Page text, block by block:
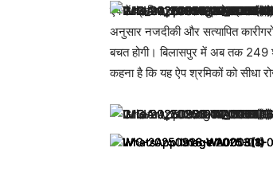
ऐप में श्रमिक अपना नाम, मोबाइल
अनुसार नजदीकी और सत्यापित
बचत होगी। बिलासपुर में अब तक
कहना है कि यह ऐप श्रमिकों को सीधा